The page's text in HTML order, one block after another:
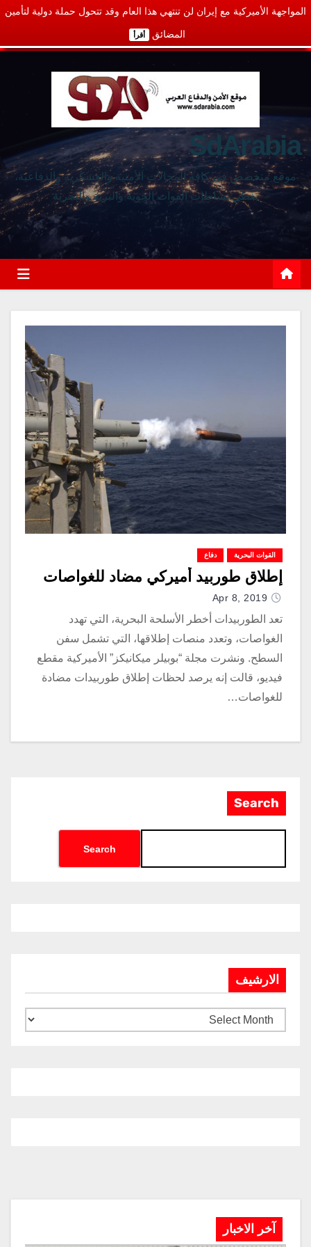
المواجهة الأميركية مع إيران لن تنتهي هذا العام وقد تتحول حملة دولية لتأمين
المضائق أقرأ
SdArabia
موقع متخصص في كافة المجالات الأمنية والعسكرية والدفاعية،
يغطي نشاطات القوات الجوية والبرية والبحرية
القوات البحرية دفاع
إطلاق طوربيد أميركي مضاد للغواصات
Apr 8, 2019
تعد الطوربيدات أخطر الأسلحة البحرية، التي تهدد
الغواصات، وتعدد منصات إطلاقها، التي تشمل سفن
السطح. ونشرت مجلة “بوبيلر ميكانيكز” الأميركية مقطع
فيديو، قالت إنه يرصد لحظات إطلاق طوربيدات مضادة
للغواصات…
Search
Search
الارشيف
آخر الاخبار